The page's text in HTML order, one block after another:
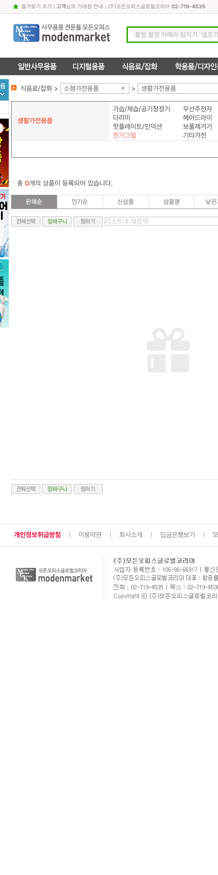
즐겨찾기 추가| 고객님의 거래점 안내 : (주)모든오피스글로벌코리아 02-719-4535
식음료/잡화 > 소형가전용품 > 생활가전용품
생활가전용품
가습/제습/공기청정기
무선주전자
다리미
헤어드라이
핫플레이트/인덕션
보풀제거기
전기그릴
기타가전
총 0개의 상품이 등록되어 있습니다.
개인정보취급방침 이용약관 회사소개 입금은행보기